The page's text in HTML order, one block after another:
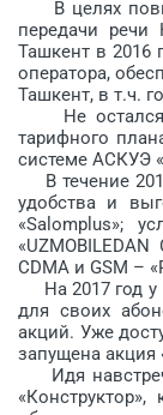
В целях
передачи речи
Ташкент в 2016
оператора,
Ташкент, в т.ч.
Не остался
тарифного
системе АСКУЭ
В течение
удобства и
«Salomplus»;
CDMA и GSM –
На 2017 год у
для своих
акций. Уже
запущена акция
Идя